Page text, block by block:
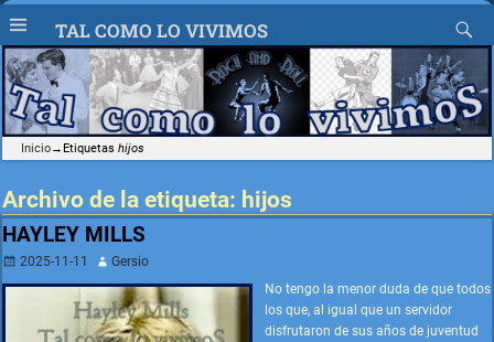
TAL COMO LO VIVIMOS
Inicio→Etiquetashijos
Archivo de la etiqueta: hijos
HAYLEY MILLS
2025-11-11
Gersio
No tengo la menor duda de que todos
los que, al igual que un servidor
disfrutaron de sus años de juventud